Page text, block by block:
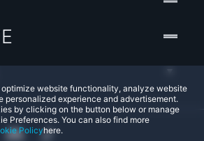
website functionality, analyze website
personalized experience and advertisement.
by clicking on the button below or manage
Preferences. You can also find more
Policyhere.